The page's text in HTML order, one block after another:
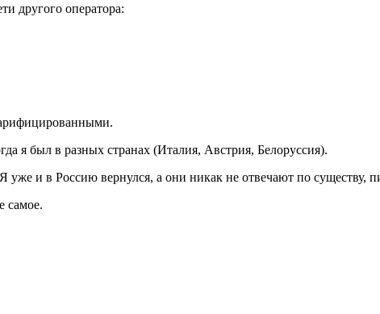
другого оператора:
я был в разных странах (Италия, Австрия, Белоруссия).
и в Россию вернулся, а они никак не отвечают по существу,
самое.